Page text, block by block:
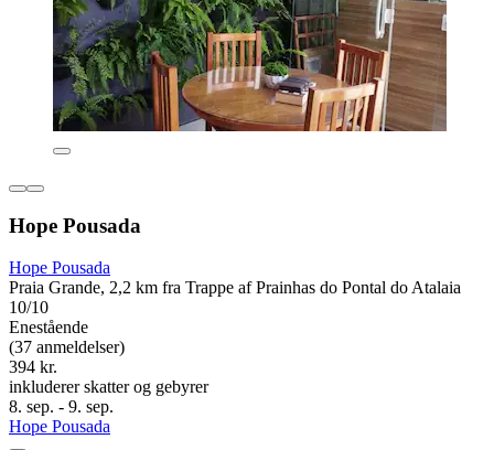
Hope Pousada
Hope Pousada
Praia Grande, 2,2 km fra Trappe af Prainhas do Pontal do Atalaia
10/10
Enestående
(37 anmeldelser)
394 kr.
inkluderer skatter og gebyrer
8. sep. - 9. sep.
Hope Pousada